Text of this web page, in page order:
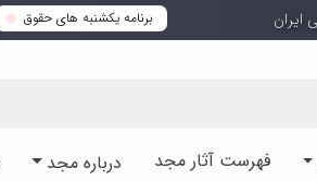
برنامه یکشنبه های حقوق
فهرست آثار مجد درباره مجد